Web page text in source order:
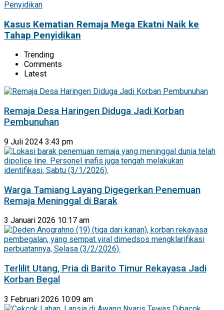
Kasus Kematian Remaja Mega Ekatni Naik ke
Tahap Penyidikan
Trending
Comments
Latest
Remaja Desa Haringen Diduga Jadi Korban
Pembunuhan
9 Juli 2024 3:43 pm
Warga Tamiang Layang Digegerkan Penemuan
Remaja Meninggal di Barak
3 Januari 2026 10:17 am
Terlilit Utang, Pria di Barito Timur Rekayasa Jadi
Korban Begal
3 Februari 2026 10:09 am